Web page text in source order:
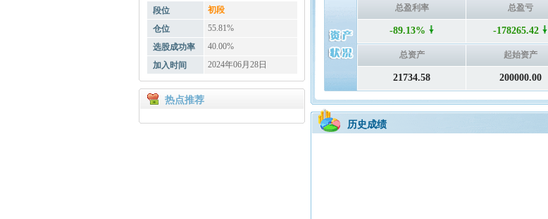
段位
初段
仓位
55.81%
选股成功率
40.00%
加入时间
2024年06月28日
热点推荐
总盈利率 总盈亏
-89.13% -178265.42
总资产 起始资产
21734.58 200000.00
历史成绩